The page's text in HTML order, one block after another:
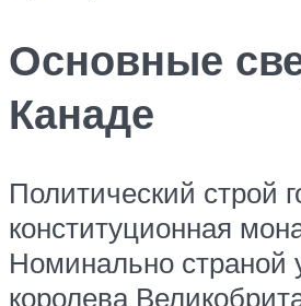
Основные
Канаде
Политический строй
конституционная
Номинально страной
королева